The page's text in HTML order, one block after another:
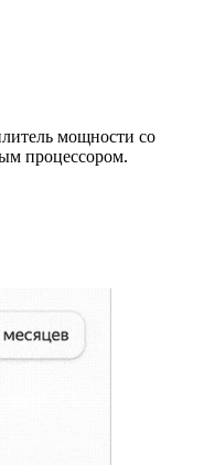
мощности со
процессором.